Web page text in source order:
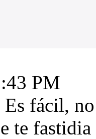
PM
Es fácil,
te